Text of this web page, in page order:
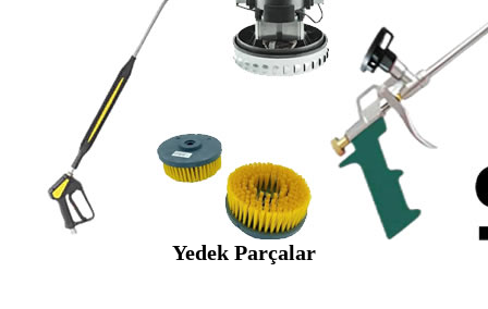
Yedek Parçalar